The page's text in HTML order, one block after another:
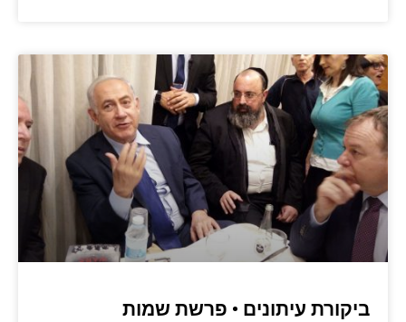
ביקורת עיתונים • פרשת שמות